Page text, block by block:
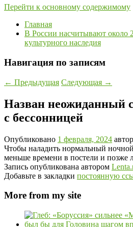
Перейти к основному содержимому
Главная
В России насчитывают около
культурного наследия
Навигация по записям
← Предыдущая Следующая →
Назван неожиданный
с бессонницей
Опубликовано 1 февраля, 2024
Чтобы наладить нормальный
меньше времени в постели и позже
Запись опубликована автором
Добавьте в закладки постоянную
More from my site